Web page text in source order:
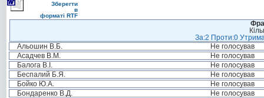
Зберегти
в
форматі RTF
За:2 Проти:0
Альошин В.Б.
Не голосував
Асадчев В.М.
Не голосував
Балога В.І.
Не голосував
Беспалий Б.Я.
Не голосував
Бойко Ю.А.
Не голосував
Бондаренко В.Д.
Не голосував